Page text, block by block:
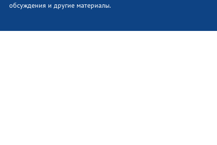
обсуждения и другие материалы.